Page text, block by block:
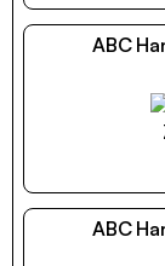
ABC
ABC